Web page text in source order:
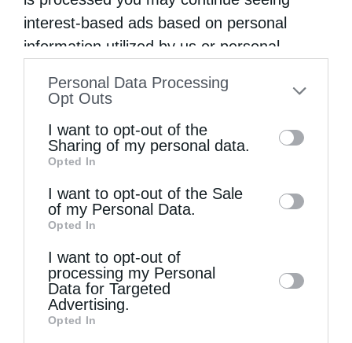
interest-based ads based on personal
information utilized by us or personal
to your opt-out. You may separately opt-out
information by third parties on the IAB’s list
of downstream participants. This
information may also be disclosed by us to
third parties on theIAB’s List of
Downstream Participants
disclose it to other third parties.
Personal Data Processing
Opt Outs
I want to opt-out of the
Sharing of my personal data.
Opted In
I want to opt-out of the Sale
of my Personal Data.
Opted In
I want to opt-out of
processing my Personal
Data for Targeted
Advertising.
Opted In